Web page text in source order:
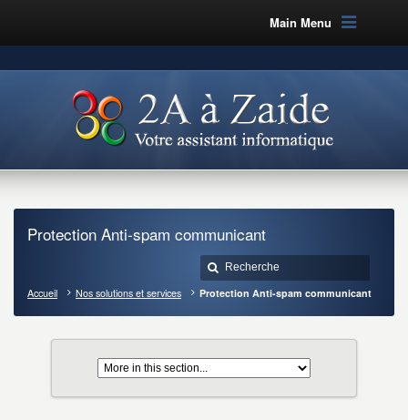
Main Menu
Protection Anti-spam communicant
Accueil Nos solutions et services Protection Anti-spam communicant